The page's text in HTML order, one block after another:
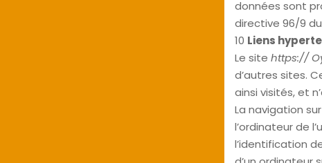
données sont
directive 96/9
10 Liens
Le site https://
d’autres sites.
ainsi visités, et
La navigation
l’ordinateur de
l’identification